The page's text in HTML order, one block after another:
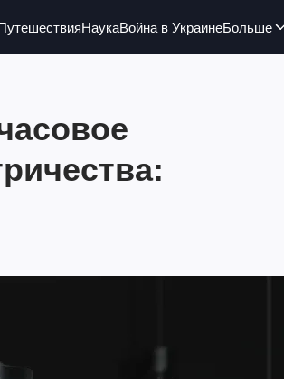
НаукаВойна в УкраинеБольше